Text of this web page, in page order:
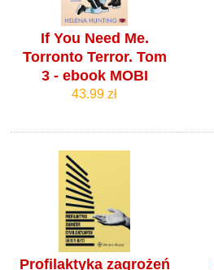
If You Need Me.
Torronto Terror. Tom
3 - ebook MOBI
43.99 zł
Profilaktyka zagrożeń